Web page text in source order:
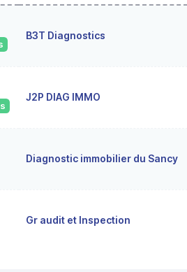
B3T Diagnostics
J2P DIAG IMMO
Diagnostic immobilier du Sancy
Gr audit et Inspection